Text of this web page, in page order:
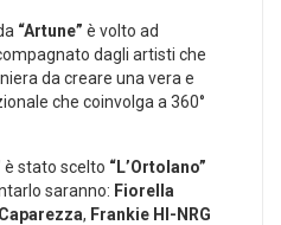
“Artune” è volto ad
dagli artisti che
da creare una vera e
che coinvolga a 360°
è stato scelto “L’Ortolano”
saranno: Fiorella
Caparezza, Frankie HI-NRG